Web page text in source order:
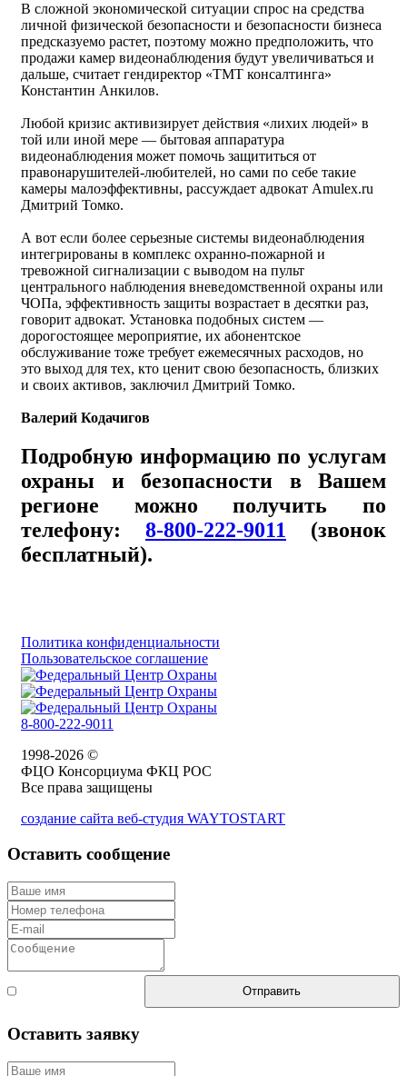
В сложной экономической ситуации спрос на средства
личной физической безопасности и безопасности бизнеса
предсказуемо растет, поэтому можно предположить, что
продажи камер видеонаблюдения будут увеличиваться и
дальше, считает гендиректор «ТМТ консалтинга»
Константин Анкилов.
Любой кризис активизирует действия «лихих людей» в
той или иной мере — бытовая аппаратура
видеонаблюдения может помочь защититься от
правонарушителей-любителей, но сами по себе такие
камеры малоэффективны, рассуждает адвокат Amulex.ru
Дмитрий Томко.
А вот если более серьезные системы видеонаблюдения
интегрированы в комплекс охранно-пожарной и
тревожной сигнализации с выводом на пульт
центрального наблюдения вневедомственной охраны или
ЧОПа, эффективность защиты возрастает в десятки раз,
говорит адвокат. Установка подобных систем —
дорогостоящее мероприятие, их абонентское
обслуживание тоже требует ежемесячных расходов, но
это выход для тех, кто ценит свою безопасность, близких
и своих активов, заключил Дмитрий Томко.
Валерий Кодачигов
Подробную информацию по услугам
охраны и безопасности в Вашем
регионе можно получить по
телефону: 8-800-222-9011 (звонок
бесплатный).
Политика конфиденциальности
Пользовательское соглашение
8-800-222-9011
1998-2026 ©
ФЦО Консорциума ФКЦ РОС
Все права защищены
создание сайта веб-студия WAYTOSTART
Оставить сообщение
Отправить
Оставить заявку